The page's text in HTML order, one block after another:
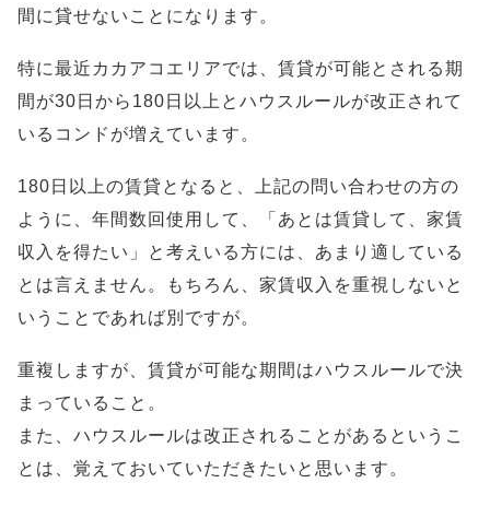
間に貸せないことになります。
特に最近カカアコエリアでは、賃貸が可能とされる期
間が30日から180日以上とハウスルールが改正されて
いるコンドが増えています。
180日以上の賃貸となると、上記の問い合わせの方の
ように、年間数回使用して、「あとは賃貸して、家賃
収入を得たい」と考えいる方には、あまり適している
とは言えません。もちろん、家賃収入を重視しないと
いうことであれば別ですが。
重複しますが、賃貸が可能な期間はハウスルールで決
まっていること。
また、ハウスルールは改正されることがあるというこ
とは、覚えておいていただきたいと思います。